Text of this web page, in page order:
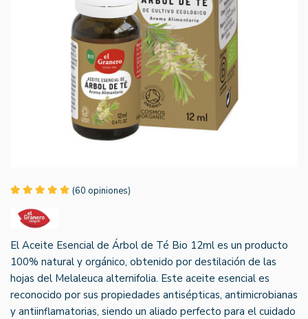
(60 opiniones)
El Aceite Esencial de Árbol de Té Bio 12ml es un producto
100% natural y orgánico, obtenido por destilación de las
hojas del Melaleuca alternifolia. Este aceite esencial es
reconocido por sus propiedades antisépticas, antimicrobianas
y antiinflamatorias, siendo un aliado perfecto para el cuidado